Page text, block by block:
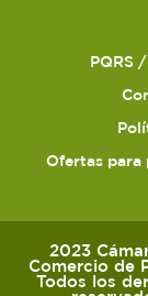
PQRS
Ofertas para
2023
Comercio de
Todos los